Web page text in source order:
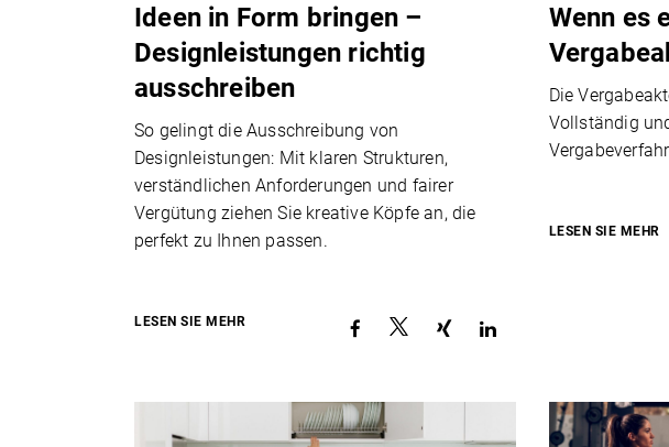
Ideen in Form bringen –
Designleistungen richtig
ausschreiben
So gelingt die Ausschreibung von
Designleistungen: Mit klaren Strukturen,
verständlichen Anforderungen und fairer
Vergütung ziehen Sie kreative Köpfe an, die
perfekt zu Ihnen passen.
LESEN SIE MEHR
Wenn es
Die
Vollständig
LESEN SIE MEHR